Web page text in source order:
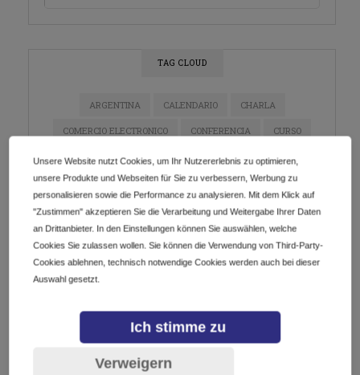
TAG CLOUD
ARGENTINA CALENDARIO CHARLA
COMERCIO ELECTRONICO CONFERENCIA CURSO
DIGITALIZACIÓN DOMINIOS E-COMMERCE
ECOMMERCE EMPRENDEDORES EMPRENDIMIENTO
ESTRATEGIA DE MARKETING EVENTO
EVENTO EN LÍNEA EVENTOS GETDOTLTDA
GETDOTSRL ICANN INDUSTRIA DE DOMINIOS
INNOVACIÓN
MARKETING MARKETING DE CONTENIDO
MARKETING DIGITAL MÉXICO
NETWORKING PYMES
Unsere Website nutzt Cookies, um Ihr Nutzererlebnis zu optimieren,
unsere Produkte und Webseiten für Sie zu verbessern, Werbung zu
personalisieren sowie die Performance zu analysieren. Mit dem Klick auf
"Zustimmen" akzeptieren Sie die Verarbeitung und Weitergabe Ihrer Daten
an Drittanbieter. In den Einstellungen können Sie auswählen, welche
Cookies Sie zulassen wollen. Sie können die Verwendung von Third-Party-
Cookies ablehnen, technisch notwendige Cookies werden auch bei dieser
Auswahl gesetzt.
Ich stimme zu
Verweigern